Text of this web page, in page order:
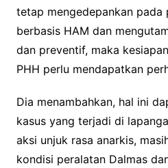
tetap mengedepankan pada
berbasis HAM dan
dan preventif, maka
PHH perlu mendapatkan
Dia menambahkan, hal ini
kasus yang terjadi di
aksi unjuk rasa anarkis,
kondisi peralatan Dalmas